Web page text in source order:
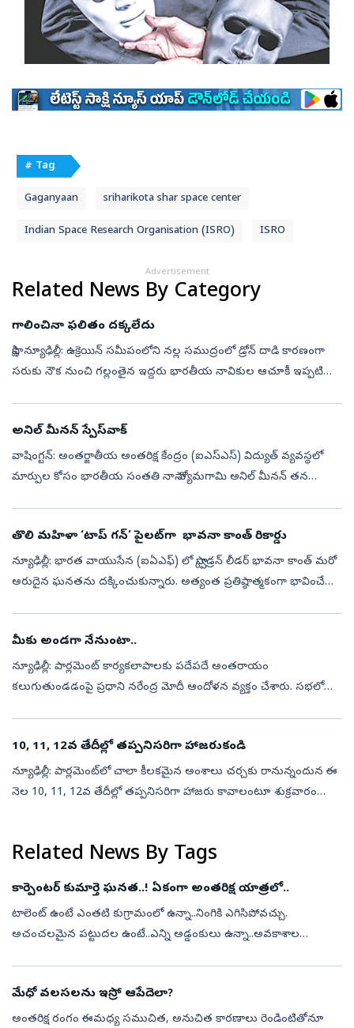
# Tag
Gaganyaan sriharikota shar space center
Indian Space Research Organisation (ISRO) ISRO
Advertisement
Related News By Category
గాలించినా ఫలితం దక్కలేదు
సాక్షి, న్యూఢిల్లీ: ఉక్రెయిన్‌ సమీపంలోని నల్ల సముద్రంలో డ్రోన్‌ దాడి కారణంగా
సరుకు నౌక నుంచి గల్లంతైన ఇద్దరు భారతీయ నావికుల ఆచూకీ ఇప్పటి
అనిల్‌ మీనన్‌ స్పేస్‌వాక్‌
వాషింగ్టన్‌: అంతర్జాతీయ అంతరిక్ష కేంద్రం (ఐఎస్‌ఎస్‌) విద్యుత్‌ వ్యవస్థలో
మార్పుల కోసం భారతీయ సంతతి నాసా వ్యోమగామి అనిల్‌ మీనన్‌ తన
తొలి మహిళా ‘టాప్‌ గన్‌’ పైలట్‌గా భావనా కాంత్‌ రికార్డు
న్యూఢిల్లీ: భారత వాయుసేన (ఐఏఎఫ్‌) లో స్క్వాడ్రన్‌ లీడర్‌ భావనా కాంత్‌ మరో
అరుదైన ఘనతను దక్కించుకున్నారు. అత్యంత ప్రతిష్ఠాత్మకంగా భావించే
మీకు అండగా నేనుంటా..
న్యూఢిల్లీ: పార్లమెంట్‌ కార్యకలాపాలకు పదేపదే అంతరాయం
కలుగుతుండడంపై ప్రధాని నరేంద్ర మోదీ ఆందోళన వ్యక్తం చేశారు. సభలో
10, 11, 12వ తేదీల్లో తప్పనిసరిగా హాజరుకండి
న్యూఢిల్లీ: పార్లమెంట్‌లో చాలా కీలకమైన అంశాలు చర్చకు రానున్నందున ఈ
నెల 10, 11, 12వ తేదీల్లో తప్పనిసరిగా హాజరు కావాలంటూ శుక్రవారం
Related News By Tags
కార్పెంటర్‌ కుమార్తె ఘనత..! ఏకంగా అంతరిక్ష యాత్రలో..
టాలెంట్‌ ఉంటే ఎంతటి కుగ్రామంలో ఉన్నా..నింగికి ఎగిసిపోవచ్చు.
అచంచలమైన పట్టుదల ఉంటే..ఎన్ని అడ్డంకులు ఉన్నా..అవకాశాల
మేధో వలసలను ఇస్రో ఆపేదెలా?
అంతరిక్ష రంగం ఈమధ్య సముచిత, అనుచిత కారణాలు రెండింటితోనూ